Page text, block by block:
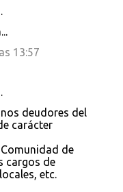
13:57
deudores del
carácter
de
cargos de
etc.